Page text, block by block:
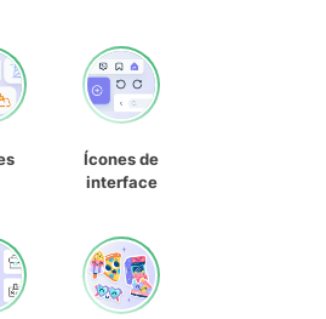
Ícones de
interface